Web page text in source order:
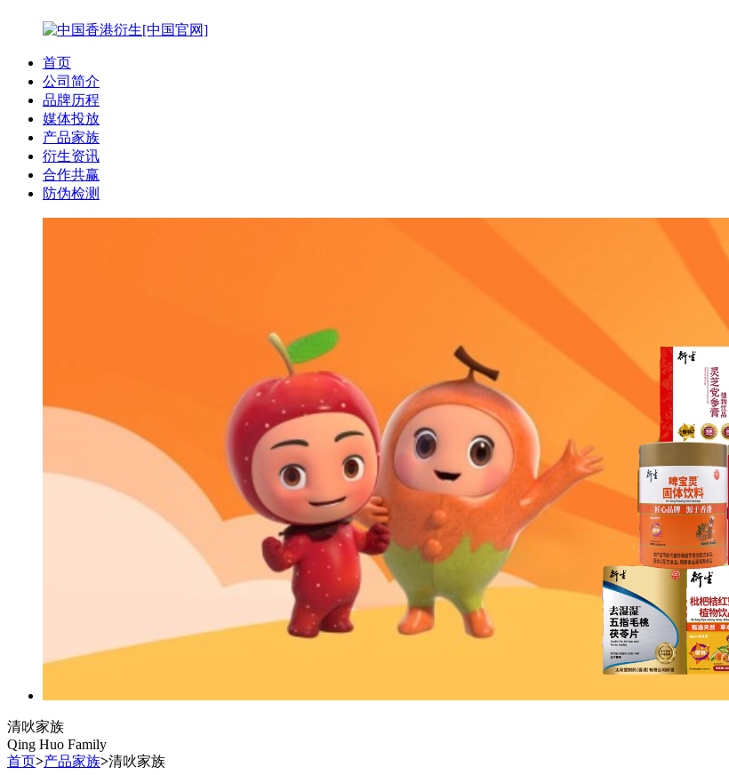
首页
公司简介
品牌历程
媒体投放
产品家族
衍生资讯
合作共赢
防伪检测
清吙家族
Qing Huo Family
首页>产品家族>清吙家族